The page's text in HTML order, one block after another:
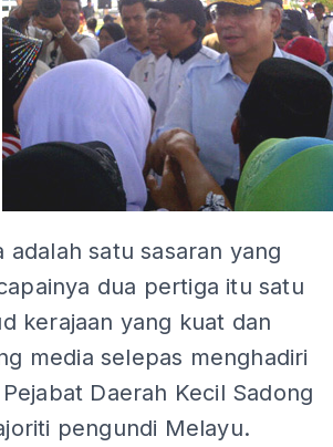
satu sasaran yang
dua pertiga itu satu
kerajaan yang kuat dan
media selepas menghadiri
Daerah Kecil Sadong
pengundi Melayu.